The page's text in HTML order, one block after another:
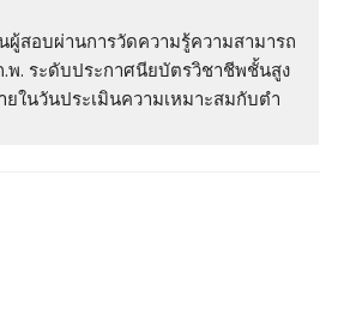
ผู้สอบผ่านการวัดความรู้ความสามารถ
พ. ระดับประกาศนียบัตรวิชาชีพชั้นสูง
ในวันประเมินความเหมาะสมกับตํา